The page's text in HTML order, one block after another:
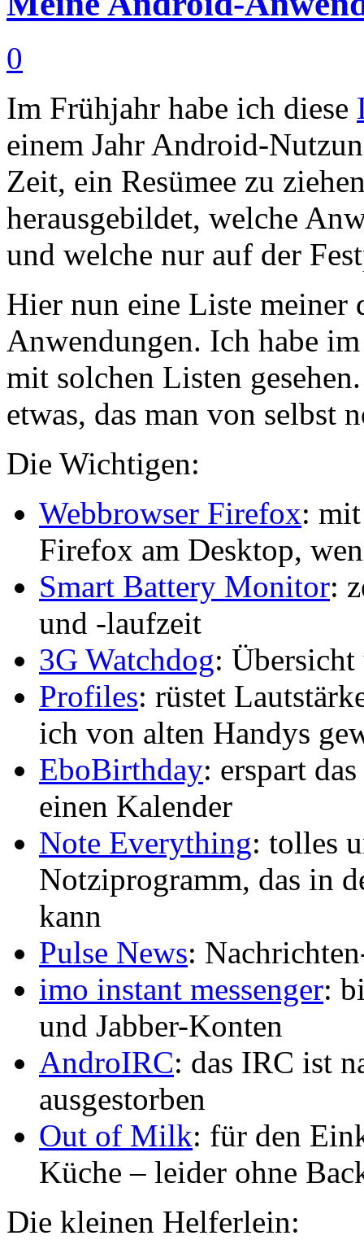
0
Im Frühjahr habe ich diese
einem Jahr Android-
Zeit, ein Resümee zu
herausgebildet, welche
und welche nur auf der
Hier nun eine Liste meiner
Anwendungen. Ich habe
mit solchen Listen
etwas, das man von selbst
Die Wichtigen:
Webbrowser Firefox:
Firefox am Desktop,
Smart Battery Monitor:
und -laufzeit
3G Watchdog: Übersicht
Profiles: rüstet
ich von alten Handys
EboBirthday: erspart
einen Kalender
Note Everything: tolles
Notziprogramm, das in
kann
Pulse News:
imo instant messenger:
und Jabber-Konten
AndroIRC: das IRC ist
ausgestorben
Out of Milk: für den
Küche – leider ohne
Die kleinen Helferlein: